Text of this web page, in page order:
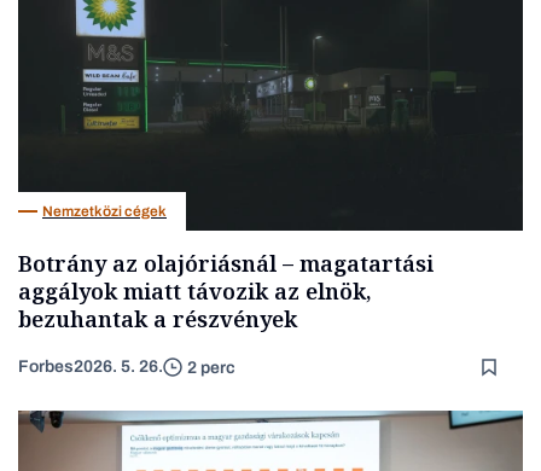
Nemzetközi cégek
Botrány az olajóriásnál – magatartási
aggályok miatt távozik az elnök,
bezuhantak a részvények
Forbes2026. 5. 26. 2 perc